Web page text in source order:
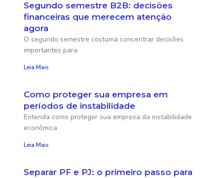
Segundo semestre B2B: decisões
financeiras que merecem atenção
agora
O segundo semestre costuma concentrar decisões
importantes para
Leia Mais
Como proteger sua empresa em
períodos de instabilidade
Entenda como proteger sua empresa da instabilidade
econômica
Leia Mais
Separar PF e PJ: o primeiro passo para